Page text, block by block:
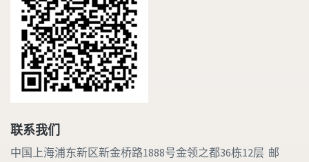
联系我们
中国上海浦东新区新金桥路1888号金领之都36栋12层 邮